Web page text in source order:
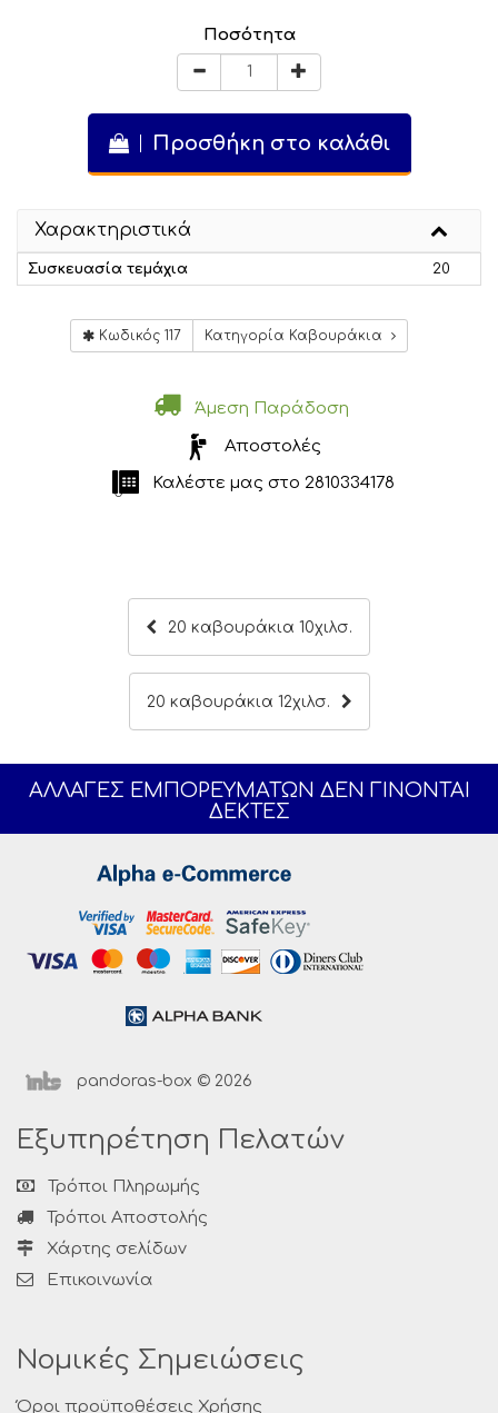
Ποσότητα
Προσθήκη στο καλάθι
Χαρακτηριστικά
Συσκευασία τεμάχια 20
Κωδικός 117 Κατηγορία Καβουράκια
Άμεση Παράδοση
Αποστολές
Καλέστε μας στο 2810334178
20 καβουράκια 10χιλσ.
20 καβουράκια 12χιλσ.
ΑΛΛΑΓΕΣ ΕΜΠΟΡΕΥΜΑΤΩΝ ΔΕΝ ΓΙΝΟΝΤΑΙ
ΔΕΚΤΕΣ
pandoras-box © 2026
Εξυπηρέτηση Πελατών
Τρόποι Πληρωμής
Τρόποι Αποστολής
Χάρτης σελίδων
Επικοινωνία
Νομικές Σημειώσεις
Όροι προϋποθέσεις Χρήσης